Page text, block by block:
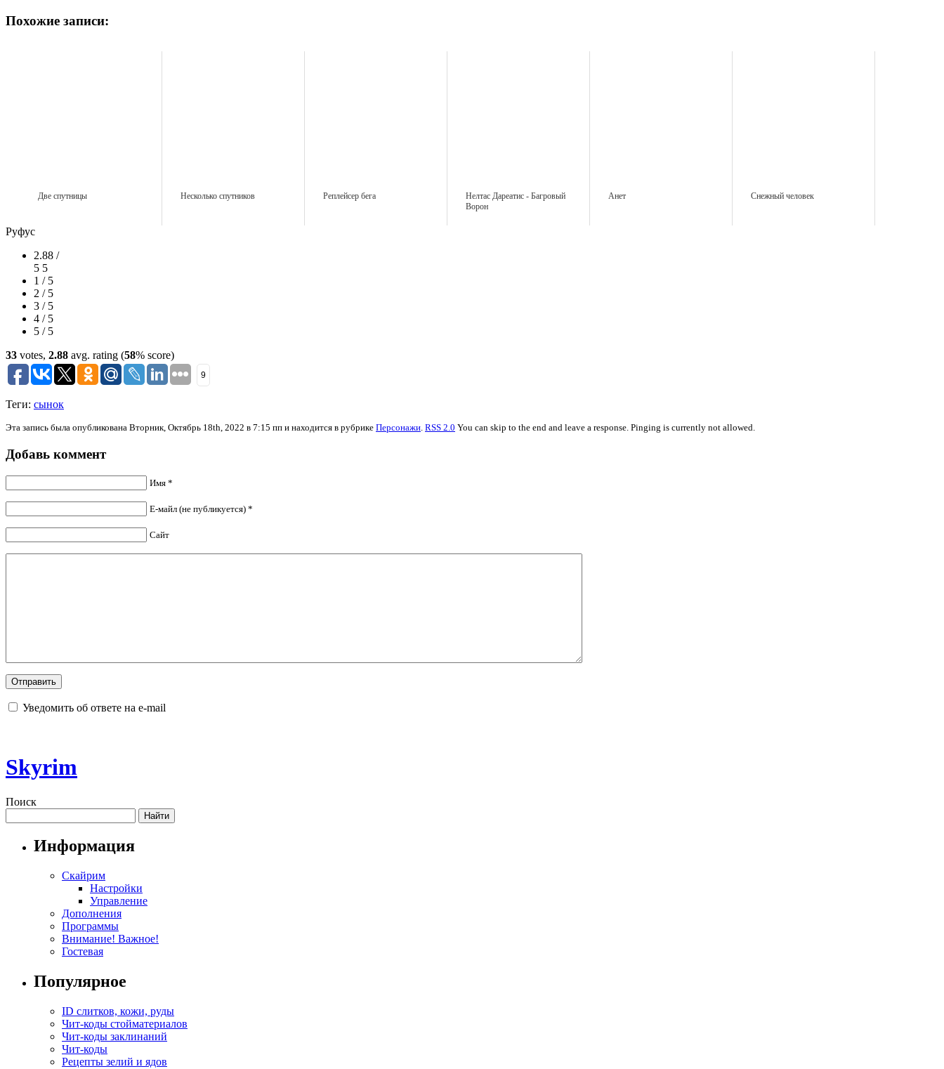
Похожие записи:
Две спутницы Несколько спутников Реплейсер бега
Нелтас Дареатис - Багровый
Ворон
Анет Снежный человек
Руфус
2.88 /
5 5
1 / 5
2 / 5
3 / 5
4 / 5
5 / 5
33 votes, 2.88 avg. rating (58% score)
9
Теги: сынок
Эта запись была опубликована Вторник, Октябрь 18th, 2022 в 7:15 пп и находится в рубрике Персонажи. RSS 2.0 You can skip to the end and leave a response. Pinging is currently not allowed.
Добавь коммент
Имя *
Е-майл (не публикуется) *
Сайт
Уведомить об ответе на e-mail
Skyrim
Поиск
Информация
Скайрим
Настройки
Управление
Дополнения
Программы
Внимание! Важное!
Гостевая
Популярное
ID слитков, кожи, руды
Чит-коды стойматериалов
Чит-коды заклинаний
Чит-коды
Рецепты зелий и ядов